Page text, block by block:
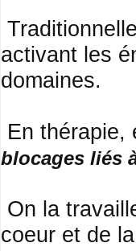
activant les
domaines.
En thérapie,
blocages liés
On la
coeur et de